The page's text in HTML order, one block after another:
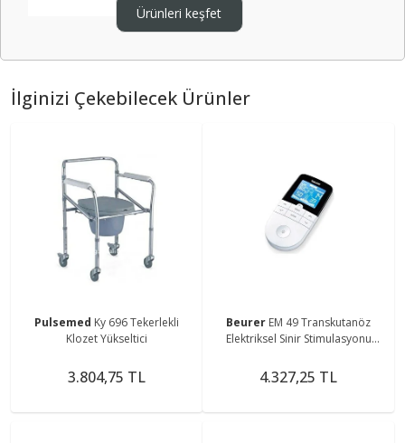
Ürünleri keşfet
İlginizi Çekebilecek Ürünler
Pulsemed Ky 696 Tekerlekli
Klozet Yükseltici
3.804,75 TL
Beurer EM 49 Transkutanöz
Elektriksel Sinir Stimulasyonu
4.327,25 TL